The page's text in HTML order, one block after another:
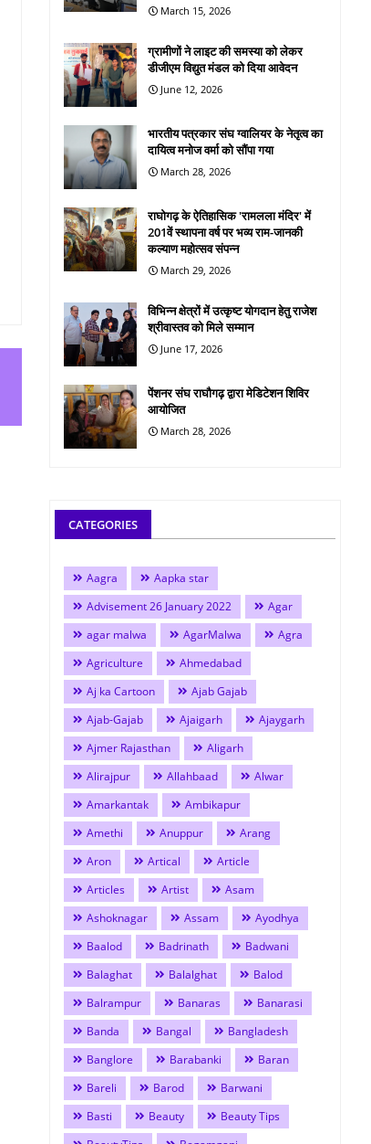
March 15, 2026
ग्रामीणों ने लाइट की समस्या को लेकर
डीजीएम विद्युत मंडल को दिया आवेदन
June 12, 2026
भारतीय पत्रकार संघ ग्वालियर के नेतृत्व का
दायित्व मनोज वर्मा को सौंपा गया
March 28, 2026
राघोगढ़ के ऐतिहासिक 'रामलला मंदिर' में
201वें स्थापना वर्ष पर भव्य राम-जानकी
कल्याण महोत्सव संपन्न
March 29, 2026
विभिन्न क्षेत्रों में उत्कृष्ट योगदान हेतु राजेश
श्रीवास्तव को मिले सम्मान
June 17, 2026
पेंशनर संघ राघौगढ़ द्वारा मेडिटेशन शिविर
आयोजित
March 28, 2026
CATEGORIES
Aagra
Aapka star
Advisement 26 January 2022
Agar
agar malwa
AgarMalwa
Agra
Agriculture
Ahmedabad
Aj ka Cartoon
Ajab Gajab
Ajab-Gajab
Ajaigarh
Ajaygarh
Ajmer Rajasthan
Aligarh
Alirajpur
Allahbaad
Alwar
Amarkantak
Ambikapur
Amethi
Anuppur
Arang
Aron
Artical
Article
Articles
Artist
Asam
Ashoknagar
Assam
Ayodhya
Baalod
Badrinath
Badwani
Balaghat
Balalghat
Balod
Balrampur
Banaras
Banarasi
Banda
Bangal
Bangladesh
Banglore
Barabanki
Baran
Bareli
Barod
Barwani
Basti
Beauty
Beauty Tips